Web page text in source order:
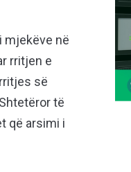
mjekëve në
rritjen e
së
të
që arsimi i